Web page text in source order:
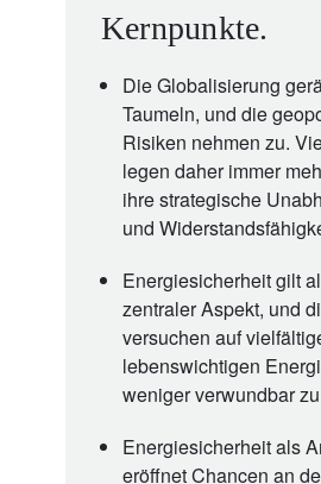
Kernpunkte.
Die Globalisierung
Taumeln, und die
Risiken nehmen zu.
legen daher immer
ihre strategische
und
Energiesicherheit gilt
zentraler Aspekt, und
versuchen auf
lebenswichtigen
weniger verwundbar
Energiesicherheit als
eröffnet Chancen an